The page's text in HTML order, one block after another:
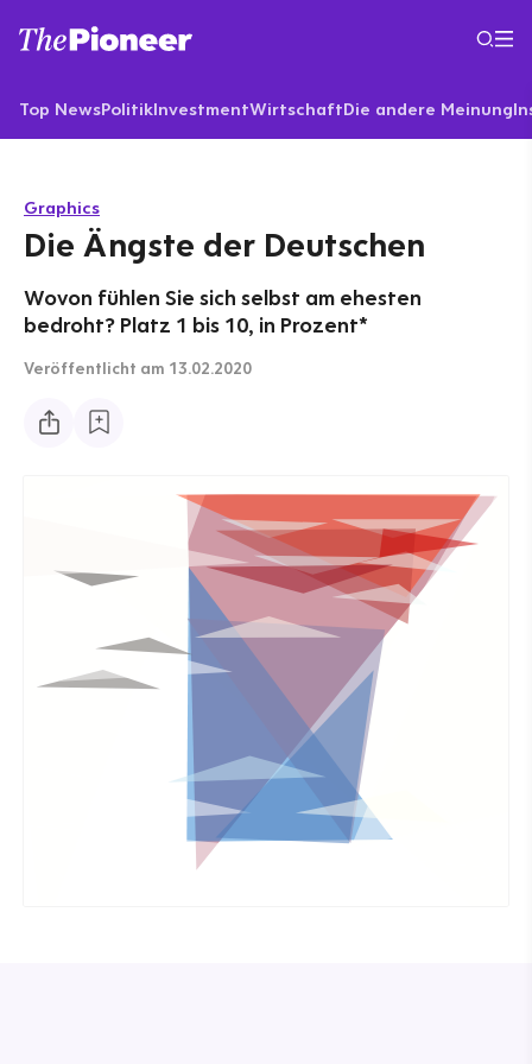
Top NewsPolitikInvestmentWirtschaftDie andere Meinung
Graphics
Die Ängste der Deutschen
Wovon fühlen Sie sich selbst am ehesten
bedroht? Platz 1 bis 10, in Prozent*
Veröffentlicht am 13.02.2020